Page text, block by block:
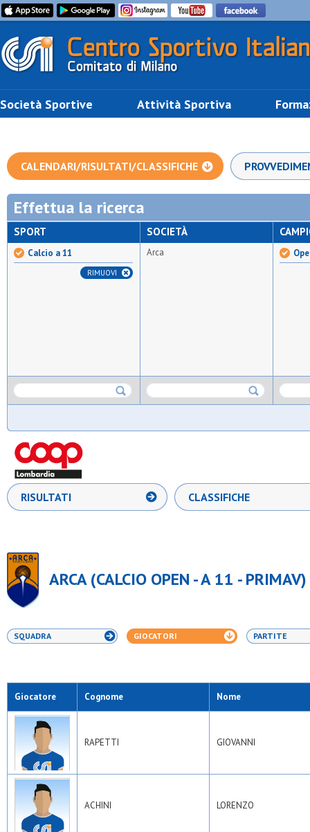
Società Sportive Attività Sportiva
CALENDARI/RISULTATI/CLASSIFICHE
Effettua la ricerca
SPORT
Calcio a 11
RIMUOVI
SOCIETÀ
Arca
RISULTATI CLASSIFICHE
ARCA (CALCIO OPEN - A 11 - PRIMAV)
SQUADRA GIOCATORI PARTITE
Giocatore Cognome Nome
RAPETTI GIOVANNI
ACHINI LORENZO